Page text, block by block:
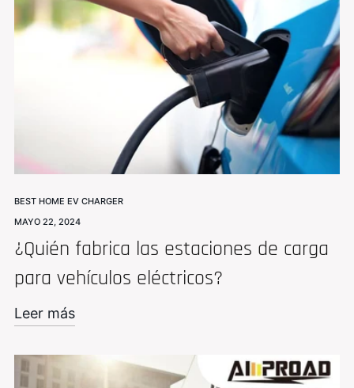
BEST HOME EV CHARGER
MAYO 22, 2024
¿Quién fabrica las estaciones de carga
para vehículos eléctricos?
Leer más